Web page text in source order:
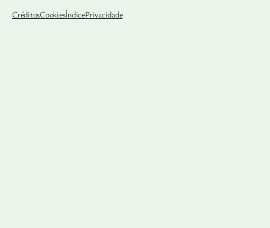
CréditosCookiesÍndicePrivacidade